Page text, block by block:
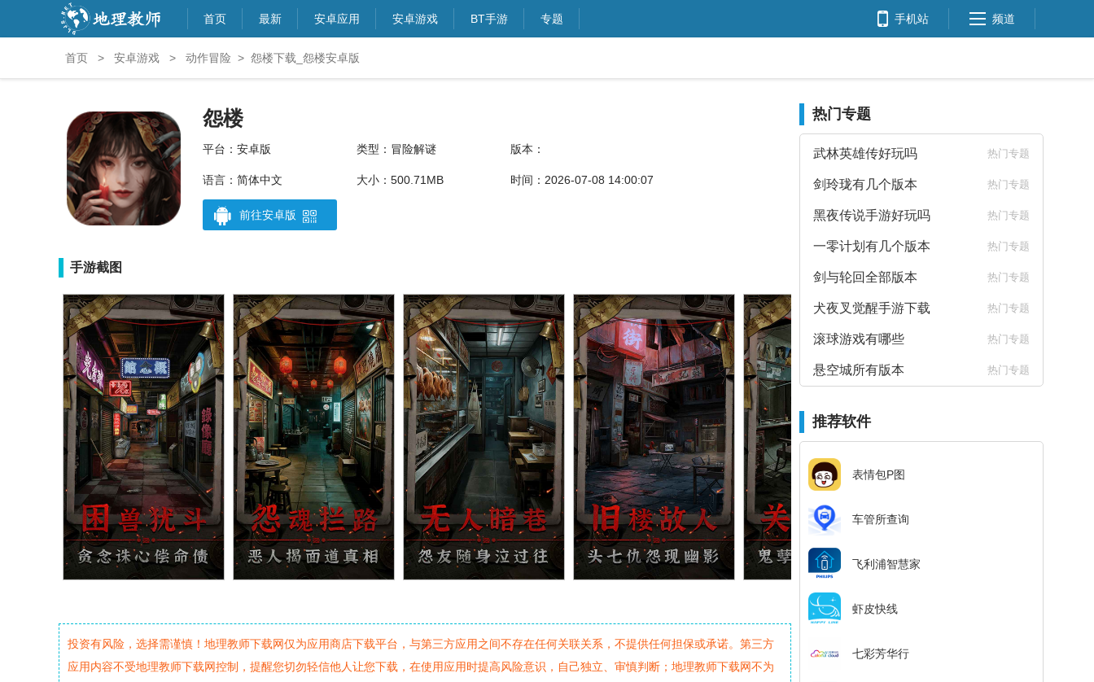
首页 最新 安卓应用 安卓游戏 BT手游 专题 手机站 频道
首页 > 安卓游戏 > 动作冒险 > 怨楼下载_怨楼安卓版
怨楼
平台：安卓版 类型：冒险解谜 版本：
语言：简体中文 大小：500.71MB 时间：2026-07-08 14:00:07
前往安卓版
手游截图
投资有风险，选择需谨慎！地理教师下载网仅为应用商店下载平台，与第三方应用之间不存在任何关联关系，不提供任何担保或承诺。第三方
应用内容不受地理教师下载网控制，提醒您切勿轻信他人让您下载，在使用应用时提高风险意识，自己独立、审慎判断；地理教师下载网不为
热门专题
武林英雄传好玩吗 热门专题
剑玲珑有几个版本 热门专题
黑夜传说手游好玩吗 热门专题
一零计划有几个版本 热门专题
剑与轮回全部版本 热门专题
犬夜叉觉醒手游下载 热门专题
滚球游戏有哪些 热门专题
悬空城所有版本 热门专题
推荐软件
表情包P图
车管所查询
飞利浦智慧家
虾皮快线
七彩芳华行